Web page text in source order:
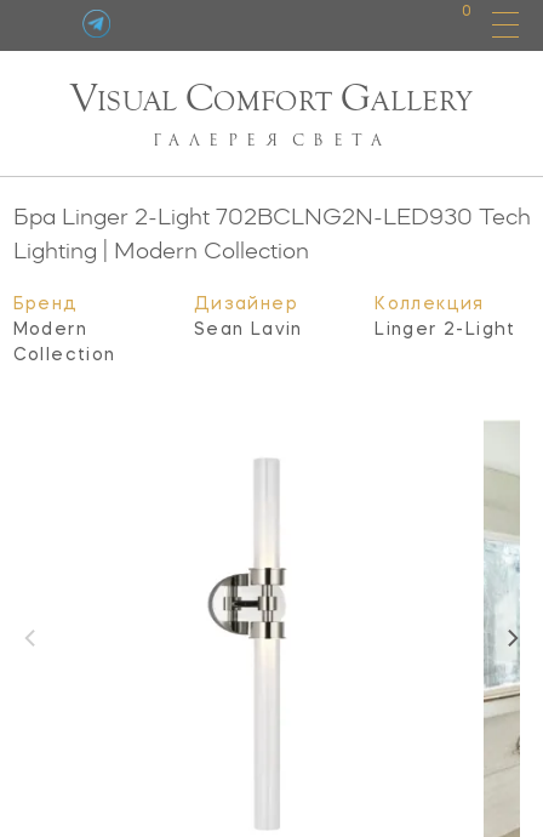
0
VISUAL COMFORT GALLERY
ГАЛЕРЕЯ СВЕТА
Бра Linger 2-Light 702BCLNG2N-LED930 Tech
Lighting | Modern Collection
Бренд
Modern
Collection
Дизайнер
Sean Lavin
Коллекция
Linger 2-Light